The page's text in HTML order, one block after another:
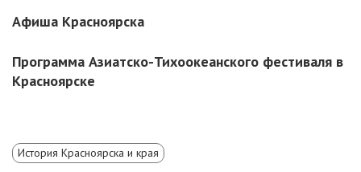
Афиша Красноярска
Программа Азиатско-Тихоокеанского фестиваля в
Красноярске
История Красноярска и края